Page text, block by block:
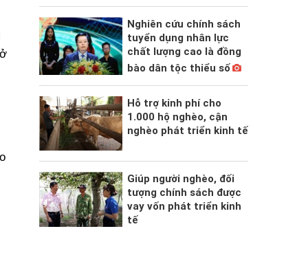
Nghiên cứu chính sách
tuyển dụng nhân lực
chất lượng cao là đồng
bào dân tộc thiểu số
Hỗ trợ kinh phí cho
1.000 hộ nghèo, cận
nghèo phát triển kinh tế
Giúp người nghèo, đối
tượng chính sách được
vay vốn phát triển kinh
tế